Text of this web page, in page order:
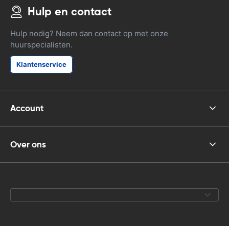
Hulp en contact
Hulp nodig? Neem dan contact op met onze
huurspecialisten.
Klantenservice
Account
Over ons